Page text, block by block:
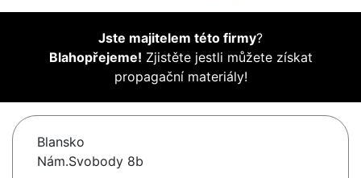
Jste majitelem této firmy?
Blahopřejeme! Zjistěte jestli můžete získat
propagační materiály!
Blansko
Nám.Svobody 8b